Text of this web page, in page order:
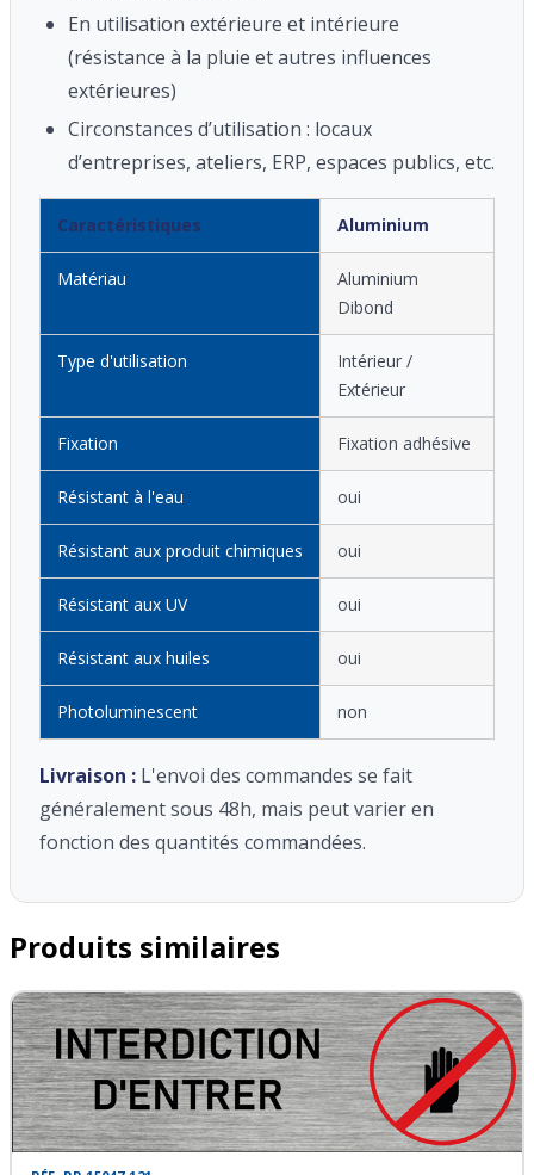
En utilisation extérieure et intérieure
(résistance à la pluie et autres influences
extérieures)
Circonstances d’utilisation : locaux
d’entreprises, ateliers, ERP, espaces publics, etc.
Caractéristiques Aluminium
Matériau
Aluminium
Dibond
Type d'utilisation
Intérieur /
Extérieur
Fixation Fixation adhésive
Résistant à l'eau oui
Résistant aux produit chimiques oui
Résistant aux UV oui
Résistant aux huiles oui
Photoluminescent non
Livraison : L'envoi des commandes se fait
généralement sous 48h, mais peut varier en
fonction des quantités commandées.
Produits similaires